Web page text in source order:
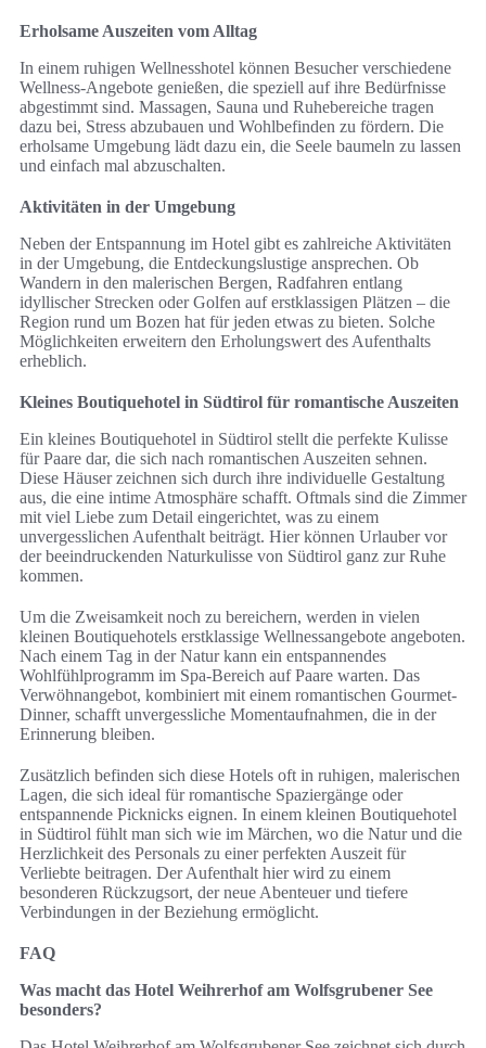
Erholsame Auszeiten vom Alltag
In einem ruhigen Wellnesshotel können Besucher verschiedene
Wellness-Angebote genießen, die speziell auf ihre Bedürfnisse
abgestimmt sind. Massagen, Sauna und Ruhebereiche tragen
dazu bei, Stress abzubauen und Wohlbefinden zu fördern. Die
erholsame Umgebung lädt dazu ein, die Seele baumeln zu lassen
und einfach mal abzuschalten.
Aktivitäten in der Umgebung
Neben der Entspannung im Hotel gibt es zahlreiche Aktivitäten
in der Umgebung, die Entdeckungslustige ansprechen. Ob
Wandern in den malerischen Bergen, Radfahren entlang
idyllischer Strecken oder Golfen auf erstklassigen Plätzen – die
Region rund um Bozen hat für jeden etwas zu bieten. Solche
Möglichkeiten erweitern den Erholungswert des Aufenthalts
erheblich.
Kleines Boutiquehotel in Südtirol für romantische Auszeiten
Ein kleines Boutiquehotel in Südtirol stellt die perfekte Kulisse
für Paare dar, die sich nach romantischen Auszeiten sehnen.
Diese Häuser zeichnen sich durch ihre individuelle Gestaltung
aus, die eine intime Atmosphäre schafft. Oftmals sind die Zimmer
mit viel Liebe zum Detail eingerichtet, was zu einem
unvergesslichen Aufenthalt beiträgt. Hier können Urlauber vor
der beeindruckenden Naturkulisse von Südtirol ganz zur Ruhe
kommen.
Um die Zweisamkeit noch zu bereichern, werden in vielen
kleinen Boutiquehotels erstklassige Wellnessangebote angeboten.
Nach einem Tag in der Natur kann ein entspannendes
Wohlfühlprogramm im Spa-Bereich auf Paare warten. Das
Verwöhnangebot, kombiniert mit einem romantischen Gourmet-
Dinner, schafft unvergessliche Momentaufnahmen, die in der
Erinnerung bleiben.
Zusätzlich befinden sich diese Hotels oft in ruhigen, malerischen
Lagen, die sich ideal für romantische Spaziergänge oder
entspannende Picknicks eignen. In einem kleinen Boutiquehotel
in Südtirol fühlt man sich wie im Märchen, wo die Natur und die
Herzlichkeit des Personals zu einer perfekten Auszeit für
Verliebte beitragen. Der Aufenthalt hier wird zu einem
besonderen Rückzugsort, der neue Abenteuer und tiefere
Verbindungen in der Beziehung ermöglicht.
FAQ
Was macht das Hotel Weihrerhof am Wolfsgrubener See
besonders?